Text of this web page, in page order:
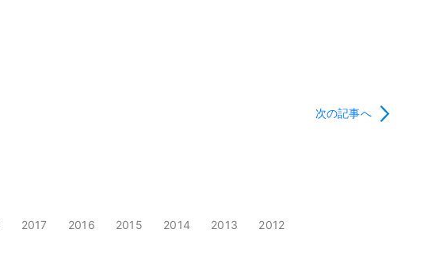
次の記事へ
2017 2016 2015 2014 2013 2012